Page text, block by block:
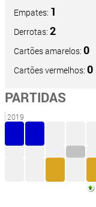
Empates: 1
Derrotas: 2
Cartões amarelos: 0
Cartões vermelhos: 0
PARTIDAS
2019